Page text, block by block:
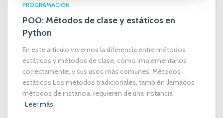
PROGRAMACIÓN
POO: Métodos de clase y estáticos en
Python
En este artículo veremos la diferencia entre métodos
estáticos y métodos de clase, cómo implementarlos
correctamente, y sus usos más comunes. Métodos
estáticos Los métodos tradicionales, también llamados
métodos de instancia, requieren de una instancia
Leer más